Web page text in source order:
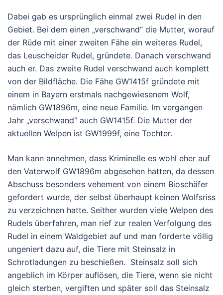
Dabei gab es ursprünglich einmal zwei Rudel in den
Gebiet. Bei dem einen „verschwand“ die Mutter, worauf
der Rüde mit einer zweiten Fähe ein weiteres Rudel,
das Leuscheider Rudel, gründete. Danach verschwand
auch er. Das zweite Rudel verschwand auch komplett
von der Bildfläche. Die Fähe GW1415f gründete mit
einem in Bayern erstmals nachgewiesenem Wolf,
nämlich GW1896m, eine neue Familie. Im vergangen
Jahr „verschwand“ auch GW1415f. Die Mutter der
aktuellen Welpen ist GW1999f, eine Tochter.
Man kann annehmen, dass Kriminelle es wohl eher auf
den Vaterwolf GW1896m abgesehen hatten, da dessen
Abschuss besonders vehement von einem Bioschäfer
gefordert wurde, der selbst überhaupt keinen Wolfsriss
zu verzeichnen hatte. Seither wurden viele Welpen des
Rudels überfahren, man rief zur realen Verfolgung des
Rudel in einem Waldgebiet auf und man forderte völlig
ungeniert dazu auf, die Tiere mit Steinsalz in
Schrotladungen zu beschießen. Steinsalz soll sich
angeblich im Körper auflösen, die Tiere, wenn sie nicht
gleich sterben, vergiften und später soll das Steinsalz